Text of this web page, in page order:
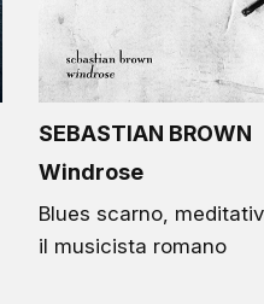
SEBASTIAN BROWN
Windrose
Blues scarno,
il musicista romano